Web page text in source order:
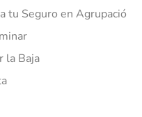
tu Seguro en Agrupació
la Baja